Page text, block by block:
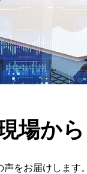
場から
声をお届けします